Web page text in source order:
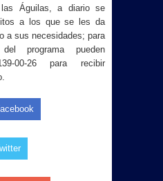
Águilas, a diario se
a los que se les da
a sus necesidades; para
programa pueden
00-26 para recibir